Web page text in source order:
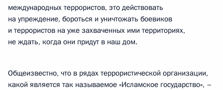
международных террористов, это действовать
на упреждение, бороться и уничтожать боевиков
и террористов на уже захваченных ими территориях,
не ждать, когда они придут в наш дом.
Общеизвестно, что в рядах террористической организации,
какой является так называемое «Исламское государство», –